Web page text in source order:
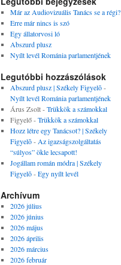
Már az Audiovizuális Tanács se a régi?
Erre már nincs is szó
Egy állatorvosi ló
Abszurd plusz
Nyílt levél Románia parlamentjének
Legutóbbi hozzászólások
Abszurd plusz | Székely Figyelõ-
Nyílt levél Románia parlamentjének
Árus Zsolt-Trükkök a számokkal
Figyelő-Trükkök a számokkal
Hozz létre egy Tanácsot? | Székely
Figyelõ- Az igazságszolgáltatás
“súlyos” ökle lecsapott!
Jogállam román módra | Székely
Figyelõ-Egy nyílt levél
Archívum
2026 július
2026 június
2026 május
2026 április
2026 március
2026 február